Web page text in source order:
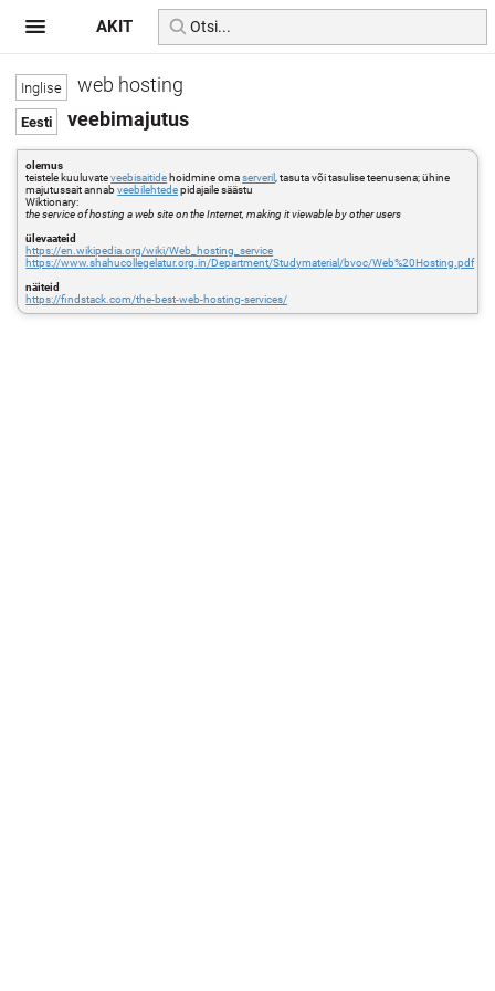
web hosting
veebimajutus
olemus
teistele kuuluvateveebisaitide hoidmine omaserveril , tasuta või tasulise teenusena; ühine
majutussait annabveebilehtedepidajaile säästu
Wiktionary:
the service of hosting a web site on the Internet, making it viewable by other users
ülevaateid
https://en.wikipedia.org/wiki/Web_hosting_service
https://www.shahucollegelatur.org.in/Department/Studymaterial/bvoc/Web%20Hosting.pdf
näiteid
https://findstack.com/the-best-web-hosting-services/
AKIT